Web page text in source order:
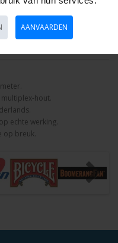
hout.
echte werking.
op breuk.
AANVAARDEN